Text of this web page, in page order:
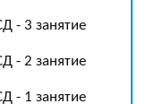
- 3 занятие
- 2 занятие
- 1 занятие